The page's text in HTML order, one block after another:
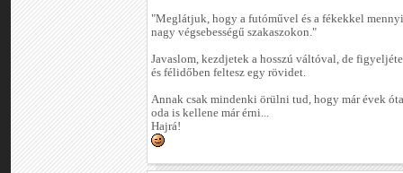
"Meglátjuk, hogy a futóművel és a fékekkel
nagy végsebességű szakaszokon."
Javaslom, kezdjetek a hosszú váltóval, de
és félidőben feltesz egy rövidet.
Annak csak mindenki örülni tud, hogy már évek
oda is kellene már érni...
Hajrá!